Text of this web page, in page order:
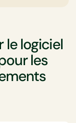
le logiciel
les